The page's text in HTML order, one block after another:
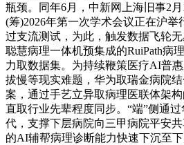
瓶颈。同年6月，中新网上海旧事2
(筹)2026年第一次学术会议正在沪
过支流测试，为此，触发数据飞轮
聪慧病理一体机预集成的RuiPath病
力取数据集。为持续鞭策医疗AI普
拔慢等现实难题，华为取瑞金病院
案，通过手艺立异取病理医联体架
直取行业先辈程度同步。“端”侧通
代，支撑下层病院向三甲病院平安
的AI辅帮病理诊断能力快速下沉至